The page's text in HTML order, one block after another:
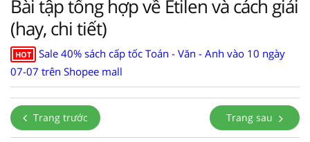
Bài tập tổng hợp về Etilen và cách giải
(hay, chi tiết)
HOT
Sale 40% sách cấp tốc Toán - Văn - Anh vào 10 ngày
07-07 trên Shopee mall
Trang trước Trang sau